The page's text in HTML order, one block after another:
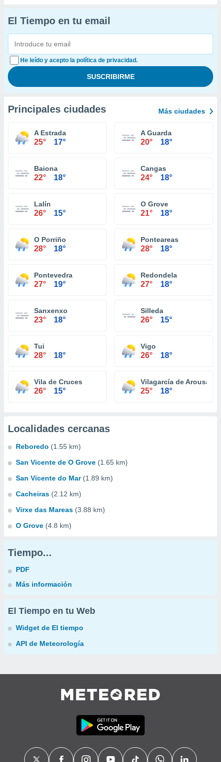
El Tiempo en tu email
He leído y acepto la política de privacidad.
Principales ciudades Más ciudades
A Estrada
25° 17°
A Guarda
20° 18°
Baiona
22° 18°
Cangas
24° 18°
Lalín
26° 15°
O Grove
21° 18°
O Porriño
28° 18°
Ponteareas
28° 18°
Pontevedra
27° 19°
Redondela
27° 18°
Sanxenxo
23° 18°
Silleda
26° 15°
Tui
28° 18°
Vigo
26° 18°
Vila de Cruces
26° 15°
Vilagarcía de Arousa
25° 18°
Localidades cercanas
Reboredo (1.55 km)
San Vicente de O Grove (1.65 km)
San Vicente do Mar (1.89 km)
Cacheiras (2.12 km)
Virxe das Mareas (3.88 km)
O Grove (4.8 km)
Tiempo...
PDF
Más información
El Tiempo en tu Web
Widget de El tiempo
API de Meteorología